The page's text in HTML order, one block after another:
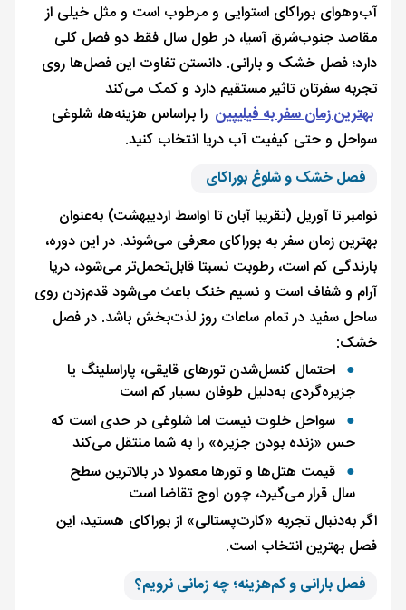
آب‌وهوای بوراکای استوایی و مرطوب است و مثل خیلی از
مقاصد جنوب‌شرق آسیا، در طول سال فقط دو فصل کلی
دارد؛ فصل خشک و بارانی. دانستن تفاوت این فصل‌ها روی
تجربه سفرتان تاثیر مستقیم دارد و کمک می‌کند
بهترین زمان سفر به فیلیپین را براساس هزینه‌ها، شلوغی
سواحل و حتی کیفیت آب دریا انتخاب کنید.
فصل خشک و شلوغ بوراکای
نوامبر تا آوریل (تقریبا آبان تا اواسط اردیبهشت) به‌عنوان
بهترین زمان سفر به بوراکای معرفی می‌شوند. در این دوره،
بارندگی کم است، رطوبت نسبتا قابل‌تحمل‌تر می‌شود، دریا
آرام و شفاف است و نسیم خنک باعث می‌شود قدم‌زدن روی
ساحل سفید در تمام ساعات روز لذت‌بخش باشد. در فصل
خشک:
احتمال کنسل‌شدن تورهای قایقی، پاراسلینگ یا
جزیره‌گردی به‌دلیل طوفان بسیار کم است
سواحل خلوت نیست اما شلوغی در حدی است که
حس «زنده بودن جزیره» را به شما منتقل می‌کند
قیمت هتل‌ها و تورها معمولا در بالاترین سطح
سال قرار می‌گیرد، چون اوج تقاضا است
اگر به‌دنبال تجربه «کارت‌پستالی» از بوراکای هستید، این
فصل بهترین انتخاب است.
فصل بارانی و کم‌هزینه؛ چه زمانی نرویم؟